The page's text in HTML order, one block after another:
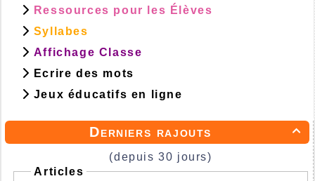

Derniers rajouts
(depuis 30 jours)
Articles
Ressources pour les Élèves
Syllabes
Affichage Classe
Ecrire des mots
Jeux éducatifs en ligne